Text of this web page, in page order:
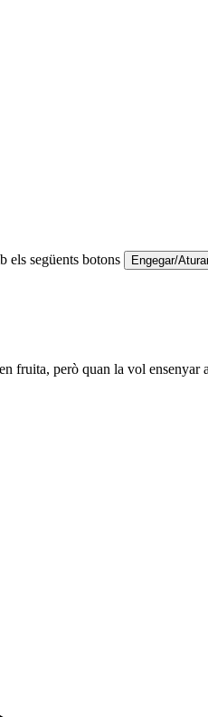
els següents botons Engegar/
fruita, però quan la vol